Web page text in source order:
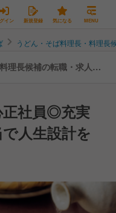
イン 新規登録 気になる MENU
うどん・そば料理長・料理長
理長候補の転職・求人情
正社員◎充実
人生設計を